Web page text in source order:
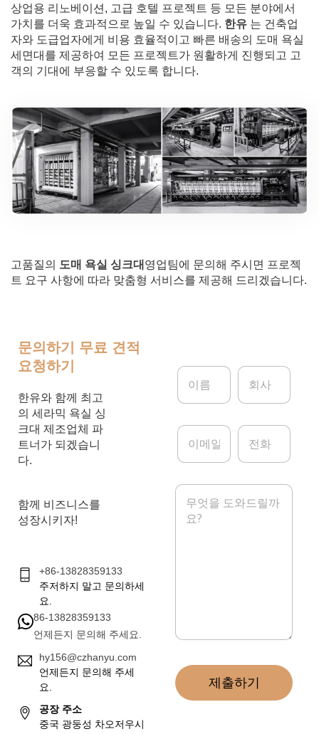
상업용 리노베이션, 고급 호텔 프로젝트 등 모든 분야에서
가치를 더욱 효과적으로 높일 수 있습니다. 한유 는 건축업
자와 도급업자에게 비용 효율적이고 빠른 배송의 도매 욕실
세면대를 제공하여 모든 프로젝트가 원활하게 진행되고 고
객의 기대에 부응할 수 있도록 합니다.
고품질의 도매 욕실 싱크대 영업팀에 문의해 주시면 프로젝
트 요구 사항에 따라 맞춤형 서비스를 제공해 드리겠습니다.
문의하기 무료 견적
요청하기
한유와 함께 최고
의 세라믹 욕실 싱
크대 제조업체 파
트너가 되겠습니
다.
함께 비즈니스를
성장시키자!
+86-13828359133
주저하지 말고 문의하세
요.
86-13828359133
언제든지 문의해 주세요.
hy156@czhanyu.com
언제든지 문의해 주세
요.
공장 주소
중국 광둥성 차오저우시
이
*
회
이
일
전
메
제출하기